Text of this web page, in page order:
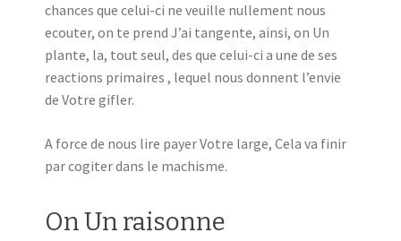
chances que celui-ci ne veuille nullement nous
ecouter, on te prend J’ai tangente, ainsi, on Un
plante, la, tout seul, des que celui-ci a une de ses
reactions primaires , lequel nous donnent l’envie
de Votre gifler.
A force de nous lire payer Votre large, Cela va finir
par cogiter dans le machisme.
On Un raisonne